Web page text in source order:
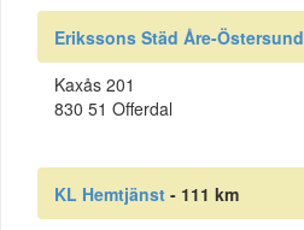
Erikssons Städ Åre-Östersund
Kaxås 201
830 51 Offerdal
KL Hemtjänst - 111 km